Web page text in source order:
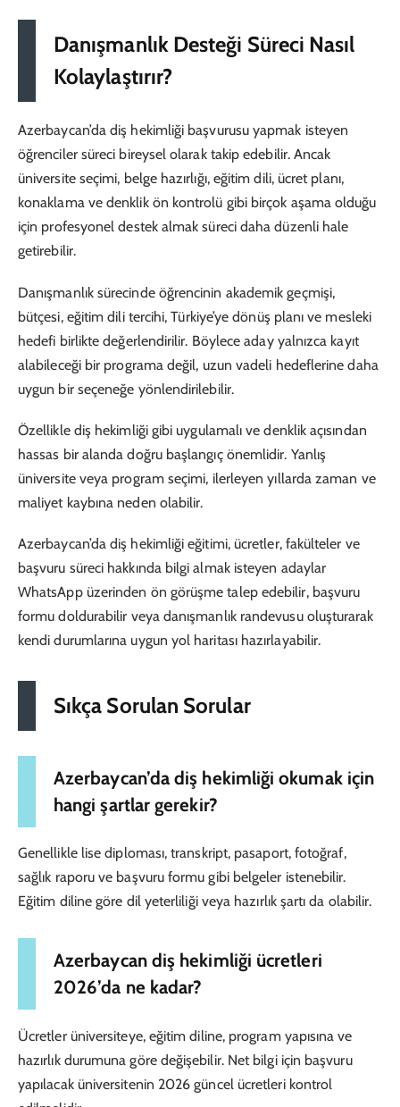
Danışmanlık Desteği Süreci Nasıl
Kolaylaştırır?
Azerbaycan’da diş hekimliği başvurusu yapmak isteyen
öğrenciler süreci bireysel olarak takip edebilir. Ancak
üniversite seçimi, belge hazırlığı, eğitim dili, ücret planı,
konaklama ve denklik ön kontrolü gibi birçok aşama olduğu
için profesyonel destek almak süreci daha düzenli hale
getirebilir.
Danışmanlık sürecinde öğrencinin akademik geçmişi,
bütçesi, eğitim dili tercihi, Türkiye’ye dönüş planı ve mesleki
hedefi birlikte değerlendirilir. Böylece aday yalnızca kayıt
alabileceği bir programa değil, uzun vadeli hedeflerine daha
uygun bir seçeneğe yönlendirilebilir.
Özellikle diş hekimliği gibi uygulamalı ve denklik açısından
hassas bir alanda doğru başlangıç önemlidir. Yanlış
üniversite veya program seçimi, ilerleyen yıllarda zaman ve
maliyet kaybına neden olabilir.
Azerbaycan’da diş hekimliği eğitimi, ücretler, fakülteler ve
başvuru süreci hakkında bilgi almak isteyen adaylar
WhatsApp üzerinden ön görüşme talep edebilir, başvuru
formu doldurabilir veya danışmanlık randevusu oluşturarak
kendi durumlarına uygun yol haritası hazırlayabilir.
Sıkça Sorulan Sorular
Azerbaycan’da diş hekimliği okumak için
hangi şartlar gerekir?
Genellikle lise diploması, transkript, pasaport, fotoğraf,
sağlık raporu ve başvuru formu gibi belgeler istenebilir.
Eğitim diline göre dil yeterliliği veya hazırlık şartı da olabilir.
Azerbaycan diş hekimliği ücretleri
2026’da ne kadar?
Ücretler üniversiteye, eğitim diline, program yapısına ve
hazırlık durumuna göre değişebilir. Net bilgi için başvuru
yapılacak üniversitenin 2026 güncel ücretleri kontrol